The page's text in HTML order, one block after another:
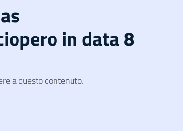
in data 8
a questo contenuto.